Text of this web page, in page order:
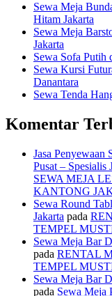
Sewa Meja
Hitam Jakarta
Sewa Meja
Jakarta
Sewa Sofa Putih
Sewa Kursi
Danantara
Sewa Tenda
Komentar
Jasa Penyewaan
Pusat – Spesialis
SEWA MEJA
KANTONG
Sewa Round
Jakarta pada
TEMPEL
Sewa Meja Bar
pada RENTAL
TEMPEL
Sewa Meja Bar
pada Sewa Meja